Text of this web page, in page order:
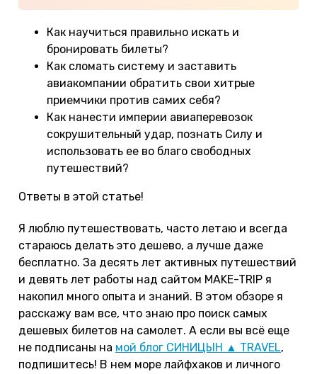
Как научиться правильно искать и
бронировать билеты?
Как сломать систему и заставить
авиакомпании обратить свои хитрые
приемчики против самих себя?
Как нанести империи авиаперевозок
сокрушительный удар, познать Силу и
использовать ее во благо свободных
путешествий?
Ответы в этой статье!
Я люблю путешествовать, часто летаю и всегда
стараюсь делать это дешево, а лучше даже
бесплатно. За десять лет активных путешествий
и девять лет работы над сайтом MAKE-TRIP я
накопил много опыта и знаний. В этом обзоре я
расскажу вам все, что знаю про поиск самых
дешевых билетов на самолет. А если вы всё еще
не подписаны на мой блог СИНИЦЫН ▲ TRAVEL,
подпишитесь! В нем море лайфхаков и личного